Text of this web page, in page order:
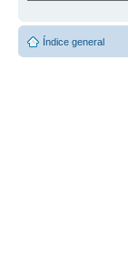
Índice general